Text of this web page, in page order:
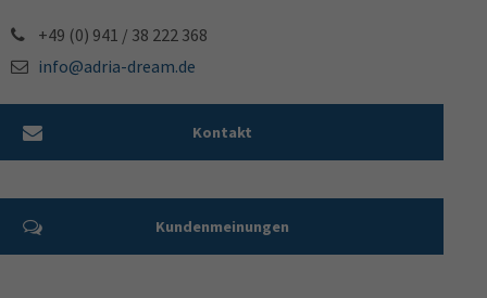
+49 (0) 941 / 38 222 368
info@adria-dream.de
Kontakt
Kundenmeinungen